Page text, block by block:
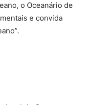
o Oceanário de
e convida